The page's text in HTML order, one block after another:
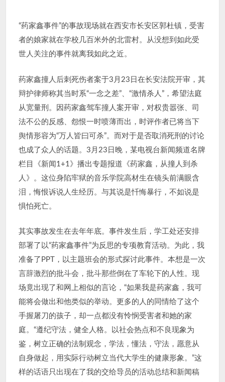
“药家鑫事件”的事故现场就在西安市长安区郭杜镇，受害
者的娘家就在学校几百米外的北雷村。从没想到如此受
世人关注的事件就离我如此之近。
药家鑫撞人后刺死伤者案于3月23日在长安法院开审，其
辩护律师称其当时系“一念之差”、“激情杀人”，希望法庭
从宽量刑。因药家鑫驾车撞人案开审，对权贵嚣张、司
法不公的反感、怨恨一时喷薄而出，时评作者已将当下
舆情形容为“万人皆曰可杀”。而对于是否取消死刑的讨论
也成了众人的话题。3月23日晚，某电视台新闻频道名牌
栏目《新闻1+1》播出专题报道《药家鑫，从撞人到杀
人》。这位身陷牢狱的音乐学院高材生在镜头前满眼含
泪，悔恨诉说人生经历。与其说是忏悔暴行，不如说是
惧怕死亡。
其实事故发生在去年年底。事件发生后，学工处还安排
部署了以“药家鑫事件”为反思的专项教育活动。为此，我
准备了PPT，以主题班会的形式探讨此事件。本想是一次
言辞激烈的批斗会，批斗那些倒在了车轮下的人性。现
场竟出现了和网上相似的言论，“如果我是药家鑫，我可
能将会做出和他类似的举动。更多的人的同情给了这个
手握屠刀的孩子，却一点都没有怜悯受害者和她的家
庭。“遵纪守法，健全人格。以社会热点和不良现象为
鉴，树立正确的法制观念，学法，懂法，守法，愿意从
自身做起，用实际行动树立当代大学生的健康形象。”这
样的话语只出现在了我的交给导员的活动总结和新闻稿